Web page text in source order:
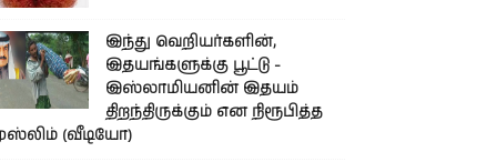
இந்து வெறியர்களின்,
இதயங்களுக்கு பூட்டு -
இஸ்லாமியனின் இதயம்
திறந்திருக்கும் என நிரூபித்த
(வீடியோ)